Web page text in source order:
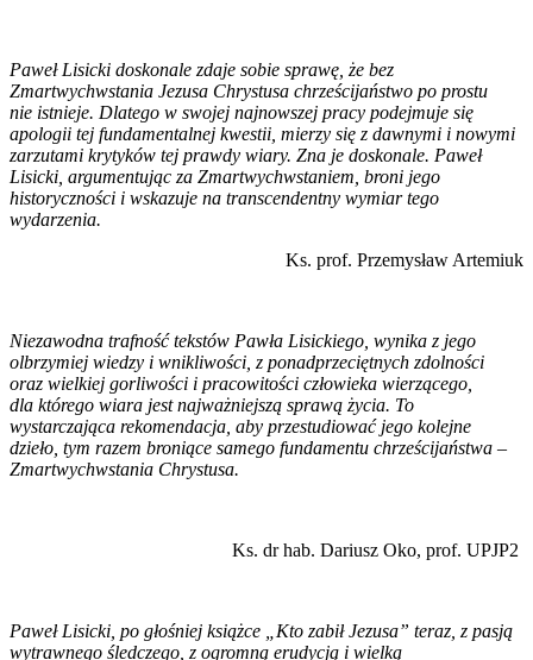
Paweł Lisicki doskonale zdaje sobie sprawę, że bez
Zmartwychwstania Jezusa Chrystusa chrześcijaństwo po prostu
nie istnieje. Dlatego w swojej najnowszej pracy podejmuje się
apologii tej fundamentalnej kwestii, mierzy się z dawnymi i nowymi
zarzutami krytyków tej prawdy wiary. Zna je doskonale. Paweł
Lisicki, argumentując za Zmartwychwstaniem, broni jego
historyczności i wskazuje na transcendentny wymiar tego
wydarzenia.
Ks. prof. Przemysław Artemiuk
Niezawodna trafność tekstów Pawła Lisickiego, wynika z jego
olbrzymiej wiedzy i wnikliwości, z ponadprzeciętnych zdolności
oraz wielkiej gorliwości i pracowitości człowieka wierzącego,
dla którego wiara jest najważniejszą sprawą życia. To
wystarczająca rekomendacja, aby przestudiować jego kolejne
dzieło, tym razem broniące samego fundamentu chrześcijaństwa –
Zmartwychwstania Chrystusa.
Ks. dr hab. Dariusz Oko, prof. UPJP2
Paweł Lisicki, po głośniej książce „Kto zabił Jezusa” teraz, z pasją
wytrawnego śledczego, z ogromną erudycją i wielką